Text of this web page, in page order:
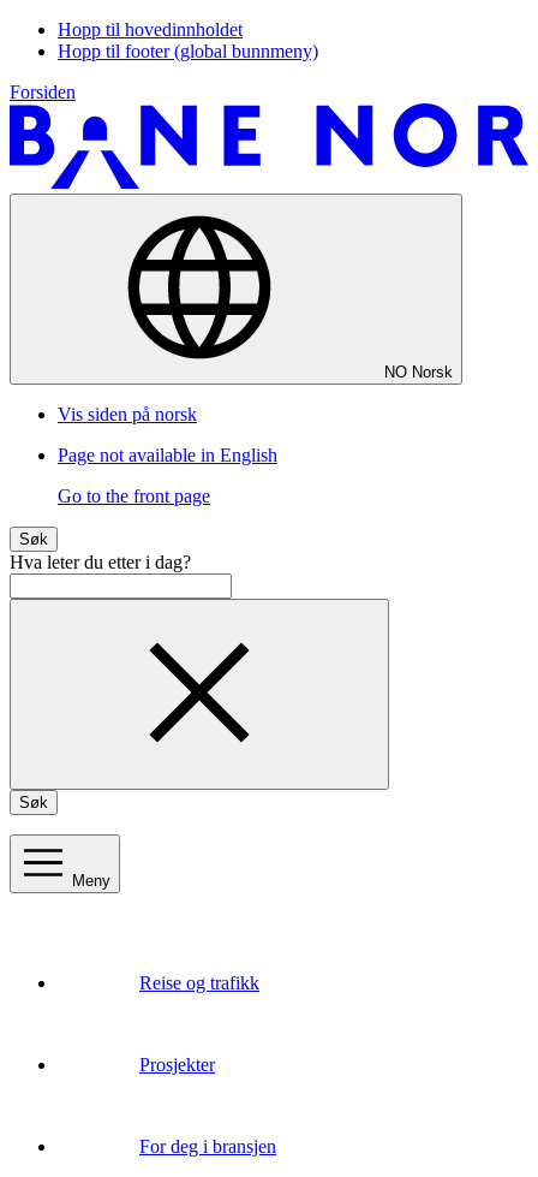
Hopp til hovedinnholdet
Hopp til footer (global bunnmeny)
Forsiden
NO Norsk
Vis siden på norsk
Page not available in English
Go to the front page
Søk
Hva leter du etter i dag?
Søk
Meny
Reise og trafikk
Prosjekter
For deg i bransjen